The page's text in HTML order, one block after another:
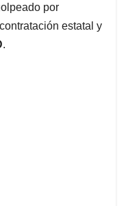
por
estatal y
.